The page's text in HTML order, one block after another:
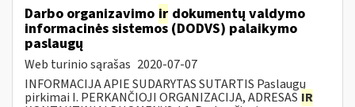
Darbo organizavimo ir dokumentų valdymo
informacinės sistemos (DODVS) palaikymo
paslaugų
Web turinio sąrašas 2020-07-07
INFORMACIJA APIE SUDARYTAS SUTARTIS Paslaugų
pirkimai I. PERKANČIOJI ORGANIZACIJA, ADRESAS IR